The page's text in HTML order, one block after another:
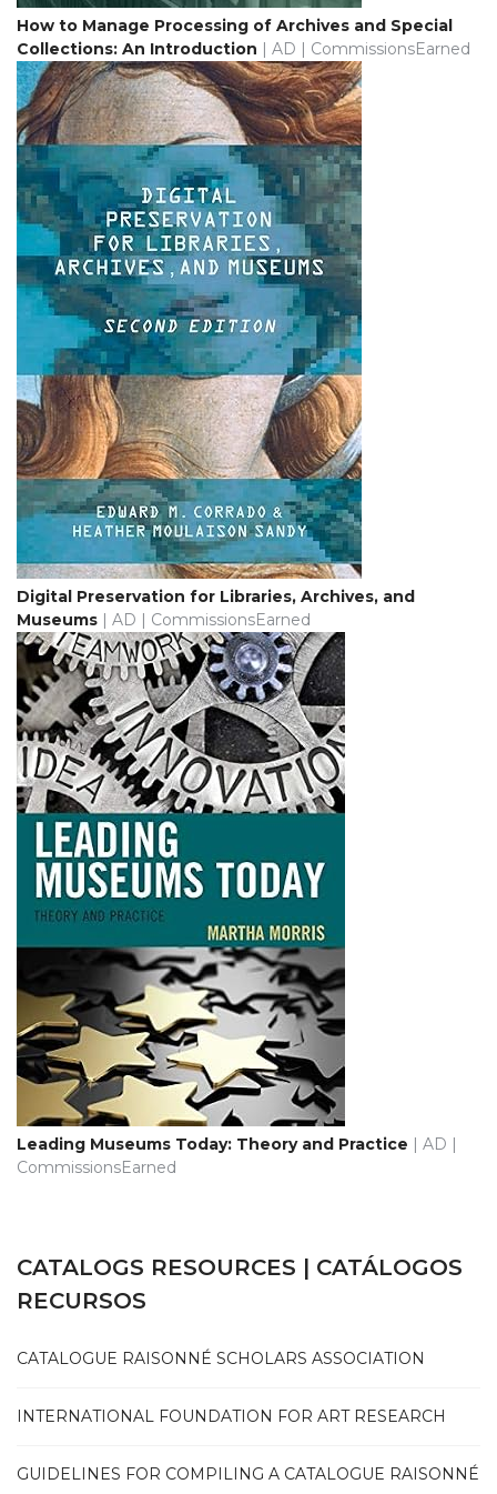
How to Manage Processing of Archives and Special
Collections: An Introduction
| AD | CommissionsEarned
Digital Preservation for Libraries, Archives, and
Museums | AD | CommissionsEarned
Leading Museums Today: Theory and Practice | AD |
CommissionsEarned
CATALOGS RESOURCES | CATÁLOGOS
RECURSOS
CATALOGUE RAISONNÉ SCHOLARS ASSOCIATION
INTERNATIONAL FOUNDATION FOR ART RESEARCH
GUIDELINES FOR COMPILING A CATALOGUE RAISONNÉ